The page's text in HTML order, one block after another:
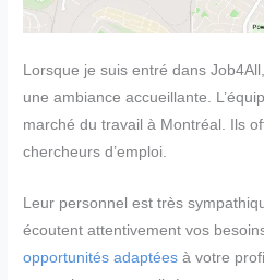
Lorsque je suis entré dans
une ambiance accueillante.
marché du travail à Montréal. Ils
chercheurs d’emploi.
Leur personnel est très
écoutent attentivement vos
opportunités adaptées à votre